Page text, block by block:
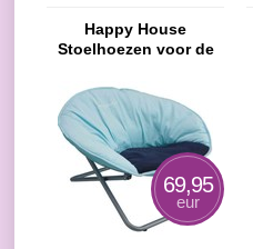
Happy House
Stoelhoezen voor de
69,95
eur